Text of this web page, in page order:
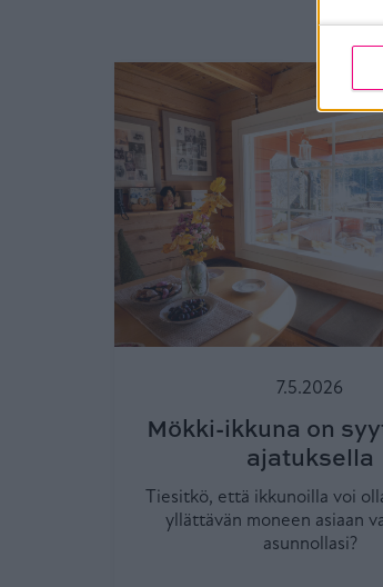
7.5.2026
Mökki-ikkuna on
ajatuksella
Tiesitkö, että ikkunoilla voi
yllättävän moneen asiaan
asunnollasi?